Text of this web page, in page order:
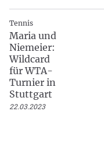
Tennis
Maria und
Niemeier:
Wildcard
für WTA-
Turnier in
Stuttgart
22.03.2023